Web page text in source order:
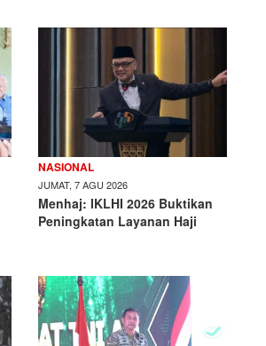
NASIONAL
JUMAT, 7 AGU 2026
Menhaj: IKLHI 2026 Buktikan
Peningkatan Layanan Haji